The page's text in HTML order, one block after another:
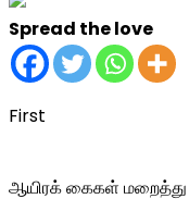
Spread the love
First
ஆயிரக் கைகள்